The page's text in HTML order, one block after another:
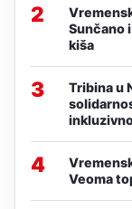
2
Sunčano
kiša
3
Tribina u
4
Veoma